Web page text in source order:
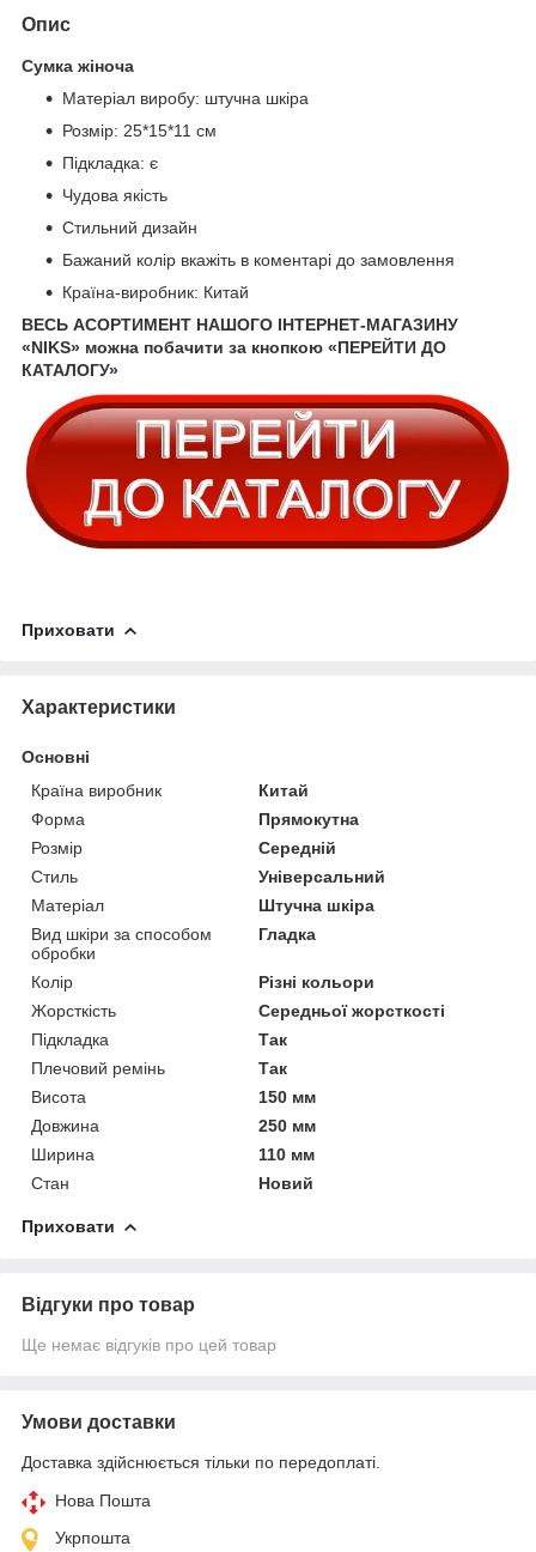
Опис
Сумка жіноча
Матеріал виробу: штучна шкіра
Розмір: 25*15*11 см
Підкладка: є
Чудова якість
Стильний дизайн
Бажаний колір вкажіть в коментарі до замовлення
Країна-виробник: Китай
ВЕСЬ АСОРТИМЕНТ НАШОГО ІНТЕРНЕТ-МАГАЗИНУ
«NIKS» можна побачити за кнопкою «ПЕРЕЙТИ ДО
КАТАЛОГУ»
Приховати
Характеристики
Основні
Країна виробник
Китай
Форма
Прямокутна
Розмір
Середній
Стиль
Універсальний
Матеріал
Штучна шкіра
Вид шкіри за способом
обробки
Гладка
Колір
Різні кольори
Жорсткість
Середньої жорсткості
Підкладка
Так
Плечовий ремінь
Так
Висота
150 мм
Довжина
250 мм
Ширина
110 мм
Стан
Новий
Приховати
Відгуки про товар
Ще немає відгуків про цей товар
Умови доставки
Доставка здійснюється тільки по передоплаті.
Нова Пошта
Укрпошта